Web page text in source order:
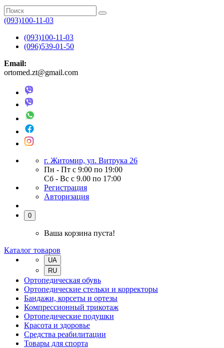
(093)100-11-03
(093)100-11-03
(096)539-01-50
Email:
ortomed.zt@gmail.com
г. Житомир, ул. Витрука 26
Пн - Пт с 9:00 по 19:00
Сб - Вс с 9.00 по 17:00
Регистрация
Авторизация
0
Ваша корзина пуста!
Каталог товаров
UA
RU
Ортопедическая обувь
Ортопедические стельки и корректоры
Бандажи, корсеты и ортезы
Компрессионный трикотаж
Ортопедические подушки
Красота и здоровье
Средства реабилитации
Товары для спорта